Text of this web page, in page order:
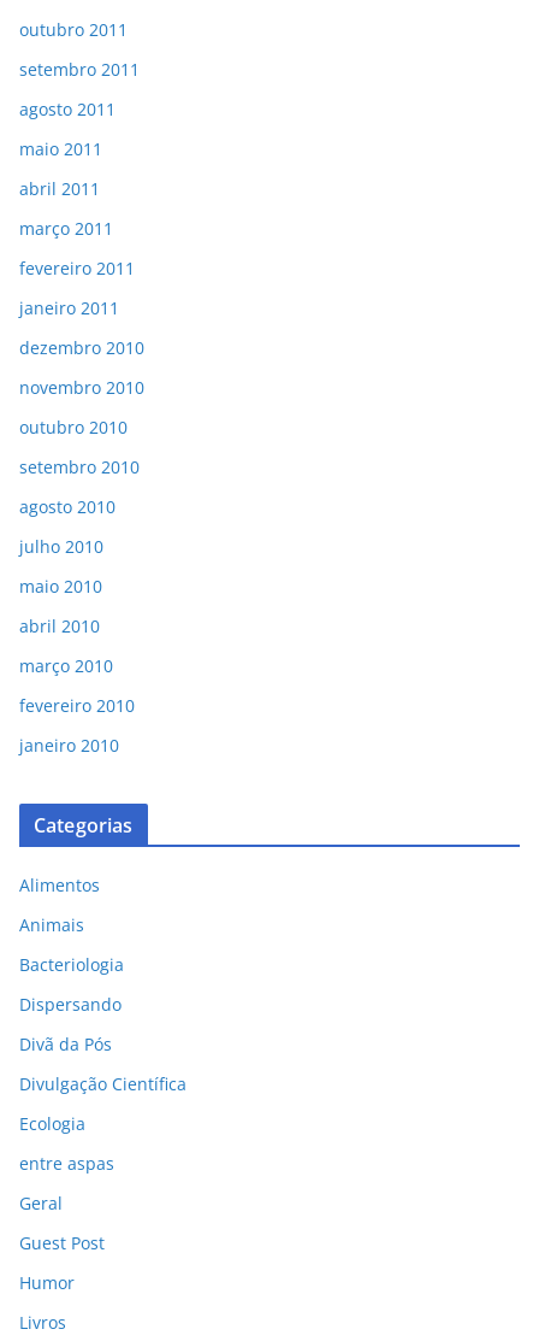
outubro 2011
setembro 2011
agosto 2011
maio 2011
abril 2011
março 2011
fevereiro 2011
janeiro 2011
dezembro 2010
novembro 2010
outubro 2010
setembro 2010
agosto 2010
julho 2010
maio 2010
abril 2010
março 2010
fevereiro 2010
janeiro 2010
Categorias
Alimentos
Animais
Bacteriologia
Dispersando
Divã da Pós
Divulgação Científica
Ecologia
entre aspas
Geral
Guest Post
Humor
Livros